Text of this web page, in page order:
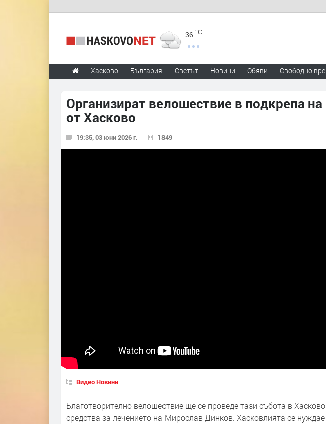
36 °C
Хасково България Светът Новини Обяви Свободно
Организират велошествие в подкрепа
от Хасково
19:35, 03 юни 2026 г. 1849
Видео Новини
Благотворително велошествие ще се проведе тази събота в
средства за лечението на Мирослав Динков. Хасковлията се